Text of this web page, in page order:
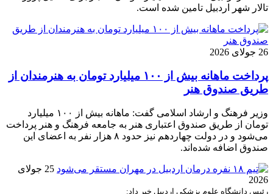
تالار شهر اردبیل تامین شده است.
26 جولای 2026
پرداخت ماهانه بیش از ۱۰۰ میلیارد تومان به هنرمندان از
طریق صندوق هنر
وزیر فرهنگ و ارشاد اسلامی گفت: ماهانه بیش از ۱۰۰ میلیارد
تومان از طریق صندوق اعتباری هنر به جامعه فرهنگ و هنر پرداخت
می‌شود و در دولت چهاردهم نیز حدود ۸ هزار نفر به اعضای این
صندوق اضافه شده‌اند.
25 جولای
2026
رئیس دانشگاه علوم پزشکی اردبیل خبر داد: